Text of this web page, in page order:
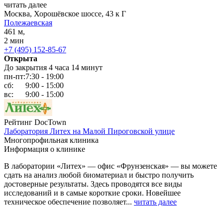
читать далее
Москва, Хорошёвское шоссе, 43 к Г
Полежаевская
461 м,
2 мин
+7 (495) 152-85-67
Открыта
До закрытия 4 часа 14 минут
пн-пт:7:30 - 19:00
сб:
9:00 - 15:00
вс:
9:00 - 15:00
Рейтинг DocTown
Лаборатория Литех на Малой Пироговской улице
Многопрофильная клиника
Информация о клинике
В лаборатории «Литех» — офис «Фрунзенская» — вы можете
сдать на анализ любой биоматериал и быстро получить
достоверные результаты. Здесь проводятся все виды
исследований и в самые короткие сроки. Новейшее
техническое обеспечение позволяет... читать далее